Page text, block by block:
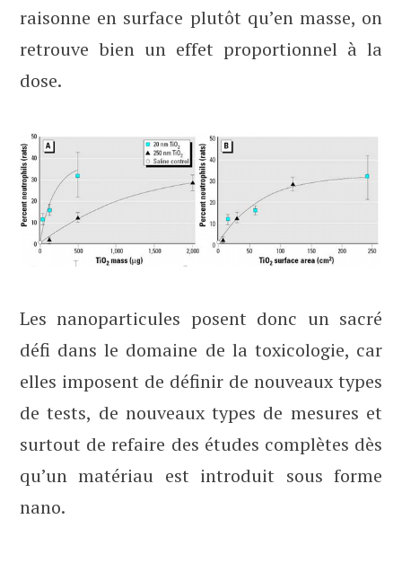
raisonne en surface plutôt qu’en masse, on
retrouve bien un effet proportionnel à la
dose.
Les nanoparticules posent donc un sacré
défi dans le domaine de la toxicologie, car
elles imposent de définir de nouveaux types
de tests, de nouveaux types de mesures et
surtout de refaire des études complètes dès
qu’un matériau est introduit sous forme
nano.